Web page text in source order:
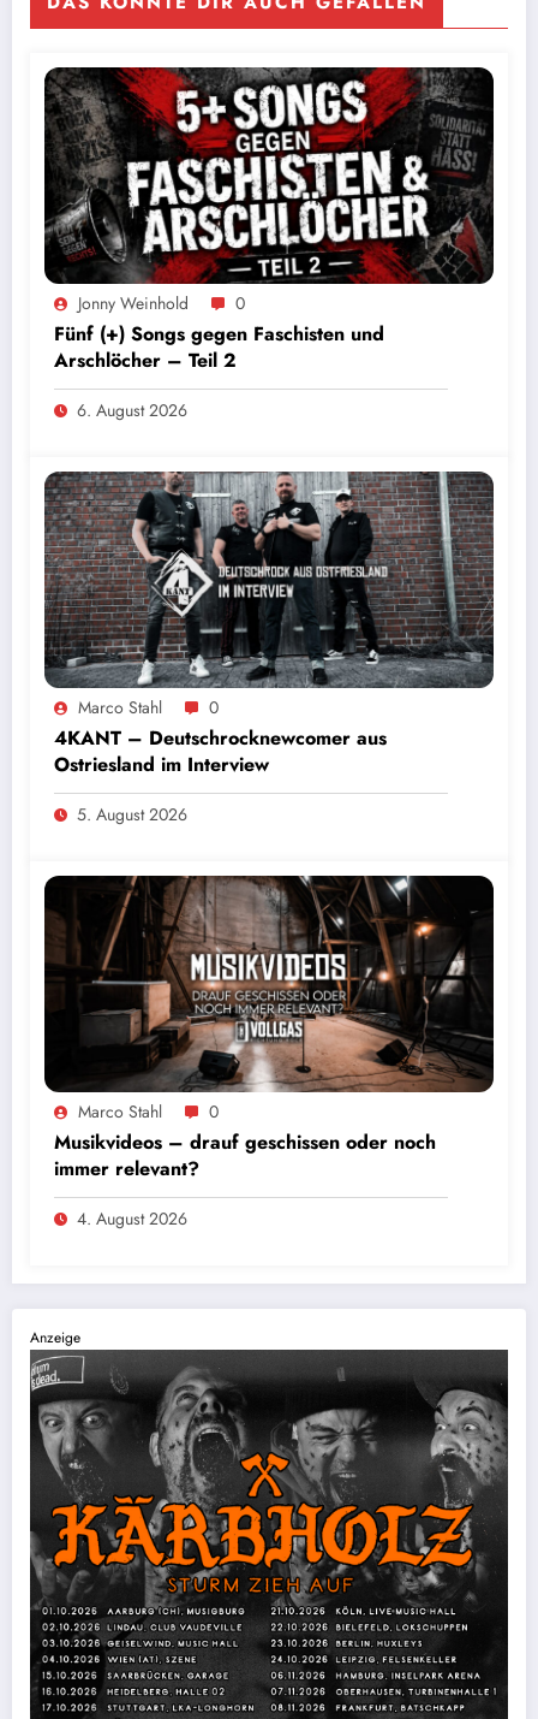
Jonny Weinhold 0
Fünf (+) Songs gegen Faschisten und
Arschlöcher – Teil 2
6. August 2026
Marco Stahl 0
4KANT – Deutschrocknewcomer aus
Ostriesland im Interview
5. August 2026
Marco Stahl 0
Musikvideos – drauf geschissen oder noch
immer relevant?
4. August 2026
Anzeige